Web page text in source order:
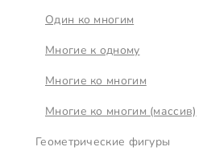
Один ко многим
Многие к одному
Многие ко многим
Многие ко многим (массив)
Геометрические фигуры